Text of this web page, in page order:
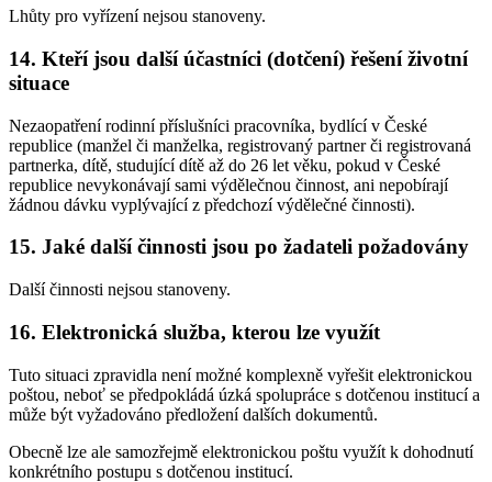
Lhůty pro vyřízení nejsou stanoveny.
14. Kteří jsou další účastníci (dotčení) řešení životní
situace
Nezaopatření rodinní příslušníci pracovníka, bydlící v České
republice (manžel či manželka, registrovaný partner či registrovaná
partnerka, dítě, studující dítě až do 26 let věku, pokud v České
republice nevykonávají sami výdělečnou činnost, ani nepobírají
žádnou dávku vyplývající z předchozí výdělečné činnosti).
15. Jaké další činnosti jsou po žadateli požadovány
Další činnosti nejsou stanoveny.
16. Elektronická služba, kterou lze využít
Tuto situaci zpravidla není možné komplexně vyřešit elektronickou
poštou, neboť se předpokládá úzká spolupráce s dotčenou institucí a
může být vyžadováno předložení dalších dokumentů.
Obecně lze ale samozřejmě elektronickou poštu využít k dohodnutí
konkrétního postupu s dotčenou institucí.